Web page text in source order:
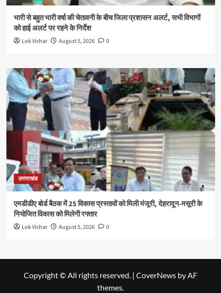
भारी से बहुत भारी वर्षा की चेतावनी के बीच जिला प्रशासन अलर्ट, सभी विभागों
को हाई अलर्ट पर रहने के निर्देश
Lok Vichar August 5, 2026 0
उत्तराखंड
एमडीडीए बोर्ड बैठक में 25 विकास प्रस्तावों को मिली मंजूरी, देहरादून-मसूरी के
नियोजित विकास को मिलेगी रफ्तार
Lok Vichar August 5, 2026 0
Copyright © All rights reserved. | CoverNews by AF
themes.